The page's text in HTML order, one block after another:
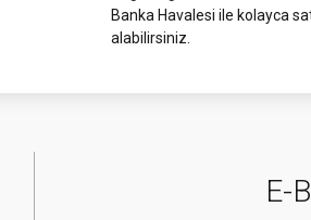
Banka Havalesi ile kolayca
alabilirsiniz.
E-